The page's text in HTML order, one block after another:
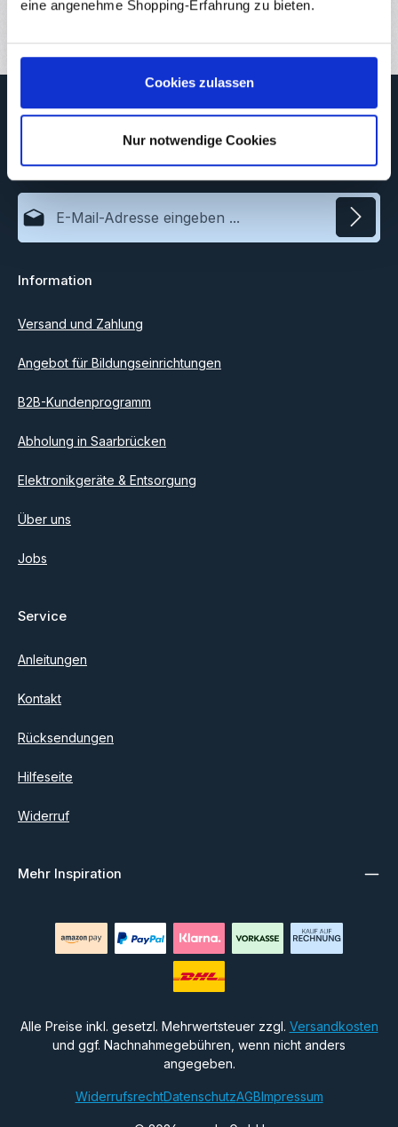
eine angenehme Shopping-Erfahrung zu bieten.
Cookies zulassen
Nur notwendige Cookies
Bewertungen
Abonnieren Sie jetzt unseren regelmäßig erscheinenden
Newsletter, um rechtzeitig über neue Produkte und Angebote
informiert zu werden.
E-Mail-Adresse*
Ich habe dieDatenschutzbestimmungen
einverstanden.
Information
Versand und Zahlung
Angebot für Bildungseinrichtungen
B2B-Kundenprogramm
Abholung in Saarbrücken
Elektronikgeräte & Entsorgung
Über uns
Jobs
Service
Anleitungen
Kontakt
Rücksendungen
Hilfeseite
Widerruf
Mehr Inspiration
Alle Preise inkl. gesetzl. Mehrwertsteuer zzgl. Versandkosten
und ggf. Nachnahmegebühren, wenn nicht anders
angegeben.
WiderrufsrechtDatenschutzAGBImpressum